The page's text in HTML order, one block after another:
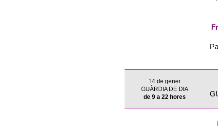
14 de gener
GUÀRDIA DE DIA
de 9 a 22 hores